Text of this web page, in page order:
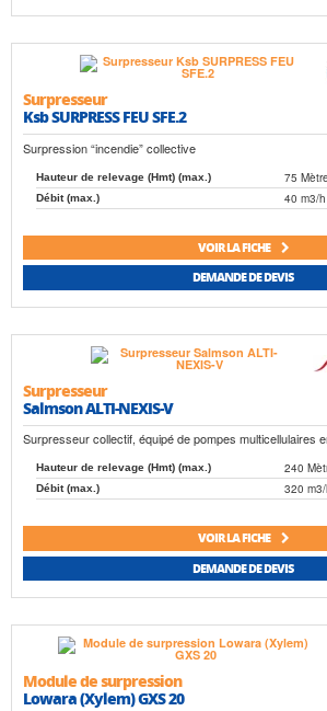
Surpresseur
Ksb SURPRESS FEU SFE.2
Surpression “incendie” collective
Hauteur de relevage (Hmt) (max.) 75
Débit (max.) 40 m3/h
VOIR LA FICHE
DEMANDE DE DEVIS
Surpresseur
Salmson ALTI-NEXIS-V
Surpresseur collectif, équipé de pompes multicellulaires
Hauteur de relevage (Hmt) (max.) 240
Débit (max.) 320
VOIR LA FICHE
DEMANDE DE DEVIS
Module de surpression
Lowara (Xylem) GXS 20